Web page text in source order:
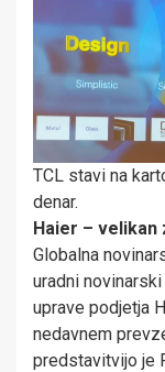
TCL stavi na
denar.
Haier – velikan
Globalna
uradni
uprave podjetja
nedavnem
predstavitvijo je